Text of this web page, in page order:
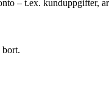
– t.ex. kunduppgifter,
bort.